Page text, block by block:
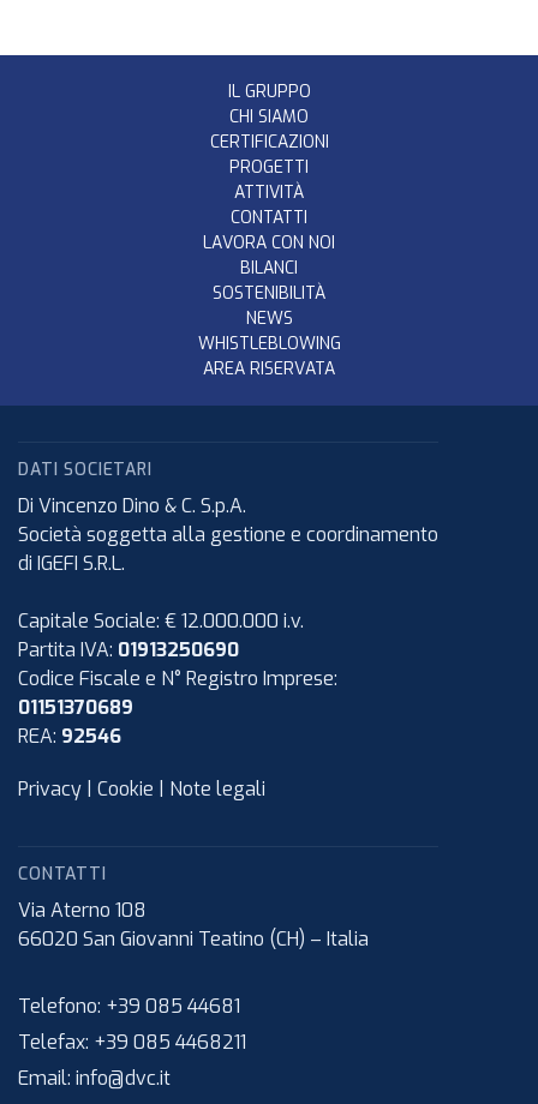
IL GRUPPO
CHI SIAMO
CERTIFICAZIONI
PROGETTI
ATTIVITÀ
CONTATTI
LAVORA CON NOI
BILANCI
SOSTENIBILITÀ
NEWS
WHISTLEBLOWING
AREA RISERVATA
DATI SOCIETARI
Di Vincenzo Dino & C. S.p.A.
Società soggetta alla gestione e coordinamento
di IGEFI S.R.L.
Capitale Sociale: € 12.000.000 i.v.
Partita IVA: 01913250690
Codice Fiscale e N° Registro Imprese:
01151370689
REA: 92546
Privacy Cookie Note legali
CONTATTI
Via Aterno 108
66020 San Giovanni Teatino (CH) – Italia
Telefono: +39 085 44681
Telefax: +39 085 4468211
Email: info@dvc.it